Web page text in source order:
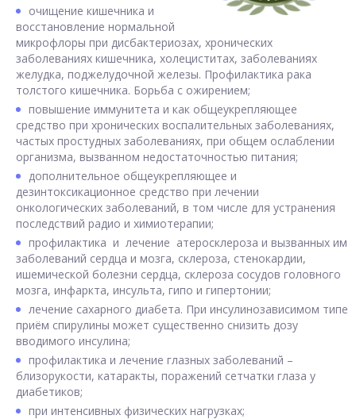
очищение кишечника и
восстановление нормальной
микрофлоры при дисбактериозах, хронических
заболеваниях кишечника, холециститах, заболеваниях
желудка, поджелудочной железы. Профилактика рака
толстого кишечника. Борьба с ожирением;
повышение иммунитета и как общеукрепляющее
средство при хронических воспалительных заболеваниях,
частых простудных заболеваниях, при общем ослаблении
организма, вызванном недостаточностью питания;
дополнительное общеукрепляющее и
дезинтоксикационное средство при лечении
онкологических заболеваний, в том числе для устранения
последствий радио и химиотерапии;
профилактика и лечение атеросклероза и вызванных им
заболеваний сердца и мозга, склероза, стенокардии,
ишемической болезни сердца, склероза сосудов головного
мозга, инфаркта, инсульта, гипо и гипертонии;
лечение сахарного диабета. При инсулинозависимом типе
приём спирулины может существенно снизить дозу
вводимого инсулина;
профилактика и лечение глазных заболеваний –
близорукости, катаракты, поражений сетчатки глаза у
диабетиков;
при интенсивных физических нагрузках;